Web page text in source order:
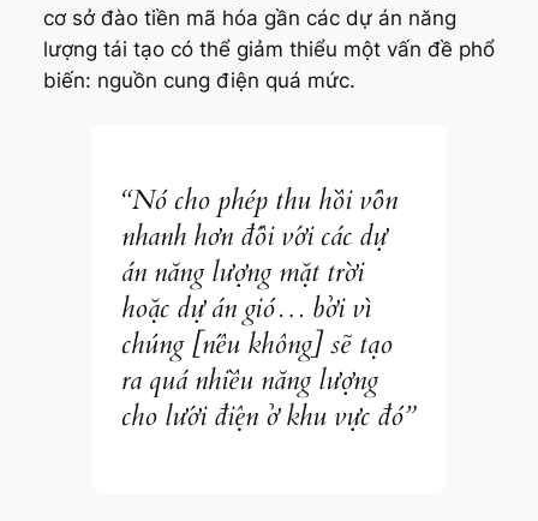
cơ sở đào tiền mã hóa gần các dự án năng
lượng tái tạo có thể giảm thiểu một vấn đề phổ
biến: nguồn cung điện quá mức.
“Nó cho phép thu hồi vốn
nhanh hơn đối với các dự
án năng lượng mặt trời
hoặc dự án gió… bởi vì
chúng [nếu không] sẽ tạo
ra quá nhiều năng lượng
cho lưới điện ở khu vực đó”